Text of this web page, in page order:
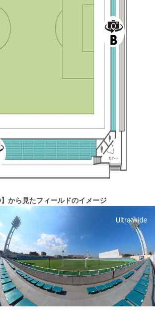
】から見たフィールドのイメージ